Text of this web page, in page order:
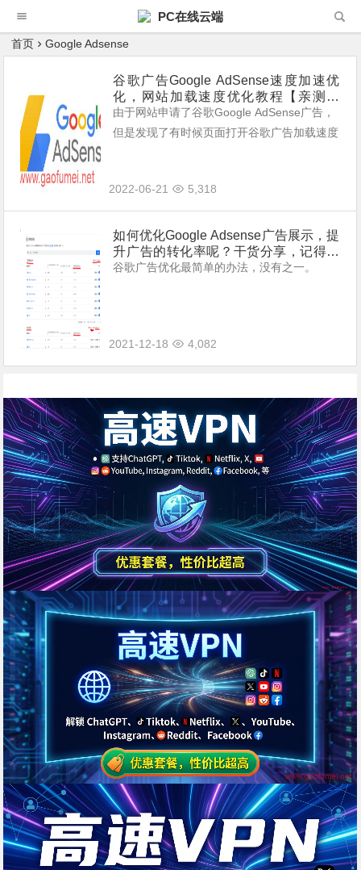
PC在线云端
首页 Google Adsense
谷歌广告Google AdSense速度加速优
化，网站加载速度优化教程【亲测有
效】
由于网站申请了谷歌Google AdSense广告，
但是发现了有时候页面打开谷歌广告加载速度
oogle AdSense加...
2022-06-21 5,318
如何优化Google Adsense广告展示，提
升广告的转化率呢？干货分享，记得收
藏。
谷歌广告优化最简单的办法，没有之一。
2021-12-18 4,082